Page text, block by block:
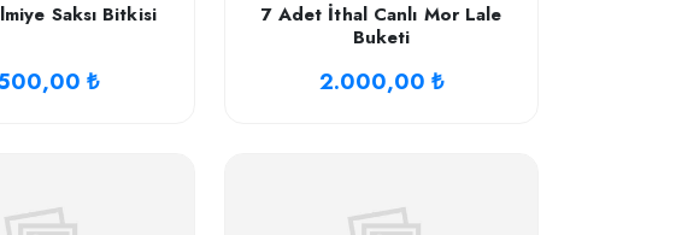
Saksı Bitkisi
₺
7 Adet İthal Canlı Mor Lale
Buketi
2.000,00 ₺